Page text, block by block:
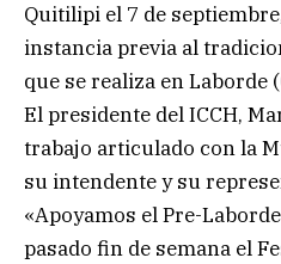
Quitilipi el 7 de
instancia previa al
que se realiza en Laborde
El presidente del ICCH,
trabajo articulado con la
su intendente y su
«Apoyamos el Pre-
pasado fin de semana el